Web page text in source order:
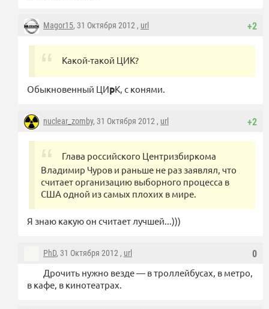
+2
Magor15, 31 Октября 2012 , url
Какой-такой ЦИК?
Обыкновенный ЦИрК, с конями.
+2
nuclear_zomby, 31 Октября 2012 , url
Глава российского Центризбиркома
Владимир Чуров и раньше не раз заявлял, что
считает организацию выборного процесса в
США одной из самых плохих в мире.
Я знаю какую он считает лучшей...)))
0
PhD, 31 Октября 2012 , url
Дрочить нужно везде — в троллейбусах, в метро,
в кафе, в кинотеатрах.